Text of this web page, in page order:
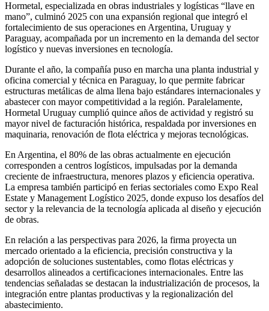
Hormetal, especializada en obras industriales y logísticas “llave en
mano”, culminó 2025 con una expansión regional que integró el
fortalecimiento de sus operaciones en Argentina, Uruguay y
Paraguay, acompañada por un incremento en la demanda del sector
logístico y nuevas inversiones en tecnología.
Durante el año, la compañía puso en marcha una planta industrial y
oficina comercial y técnica en Paraguay, lo que permite fabricar
estructuras metálicas de alma llena bajo estándares internacionales y
abastecer con mayor competitividad a la región. Paralelamente,
Hormetal Uruguay cumplió quince años de actividad y registró su
mayor nivel de facturación histórica, respaldada por inversiones en
maquinaria, renovación de flota eléctrica y mejoras tecnológicas.
En Argentina, el 80% de las obras actualmente en ejecución
corresponden a centros logísticos, impulsadas por la demanda
creciente de infraestructura, menores plazos y eficiencia operativa.
La empresa también participó en ferias sectoriales como Expo Real
Estate y Management Logístico 2025, donde expuso los desafíos del
sector y la relevancia de la tecnología aplicada al diseño y ejecución
de obras.
En relación a las perspectivas para 2026, la firma proyecta un
mercado orientado a la eficiencia, precisión constructiva y la
adopción de soluciones sustentables, como flotas eléctricas y
desarrollos alineados a certificaciones internacionales. Entre las
tendencias señaladas se destacan la industrialización de procesos, la
integración entre plantas productivas y la regionalización del
abastecimiento.